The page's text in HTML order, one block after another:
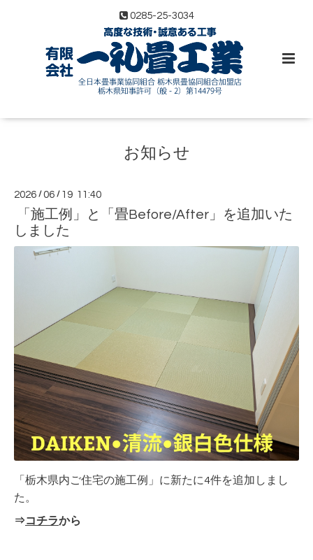
0285-25-3034
お知らせ
2026 /06 / 19 11:40
「施工例」と「畳Before/After」を追加いた
しました
「栃木県内ご住宅の施工例」に新たに4件を追加しまし
た。
⇒コチラから